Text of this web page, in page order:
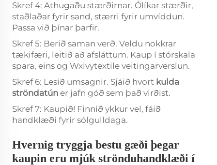
Skref 4: Athugaðu stærðirnar. Ólíkar stærðir,
staðlaðar fyrir sand, stærri fyrir umvíddun.
Passa við þínar þarfir.
Skref 5: Berið saman verð. Veldu nokkrar
tækifæri, leitið að afsláttum. Kaup í stórskala
spara, eins og Wxivytextile veitingarverslun.
Skref 6: Lesið umsagnir. Sjáið hvort kulda
ströndatún er jafn góð sem það virðist.
Skref 7: Kaupið! Finnið ykkur vel, fáið
handklæði fyrir sólgulldaga.
Hvernig tryggja bestu gæði þegar
kaupin eru mjúk strönduhandklæði í